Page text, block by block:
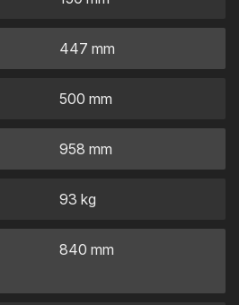
447 mm
500 mm
958 mm
93 kg
840 mm